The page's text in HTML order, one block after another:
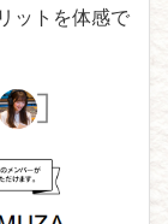
ットを体感で